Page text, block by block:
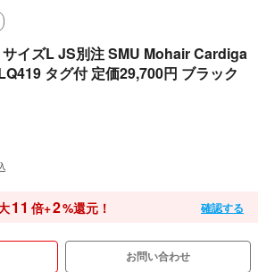
イズL JS別注 SMU Mohair Cardiga
タグ付 定価29,700円 ブラック
11 倍+2%還元！ 確認する
お問い合わせ